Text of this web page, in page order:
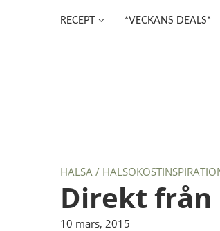
RECEPT *VECKANS DEALS*
HÄLSA / HÄLSOKOST
Direkt från
10 mars, 2015